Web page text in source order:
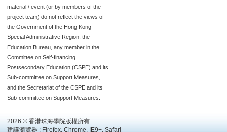
material / event (or by members of the
project team) do not reflect the views of
the Government of the Hong Kong
Special Administrative Region, the
Education Bureau, any member in the
Committee on Self-financing
Postsecondary Education (CSPE) and its
Sub-committee on Support Measures,
and the Secretariat of the CSPE and its
Sub-committee on Support Measures.
2026 © 香港珠海學院版權所有
建議瀏覽器 : Firefox, Chrome, IE9+, Safari